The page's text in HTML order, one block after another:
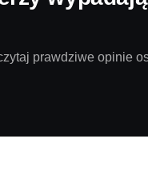
prawdziwe opinie